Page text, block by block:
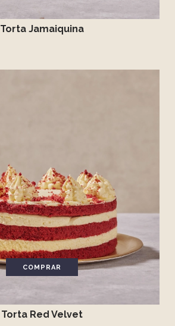
Torta Jamaiquina
COMPRAR
Torta Red Velvet